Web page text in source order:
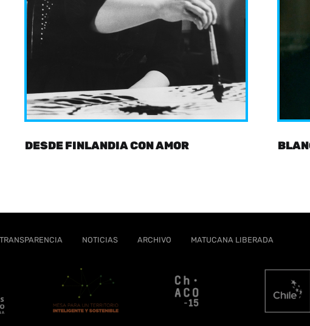
DESDE FINLANDIA CON AMOR
TRANSPARENCIA NOTICIAS ARCHIVO MATUCANA LIBERADA